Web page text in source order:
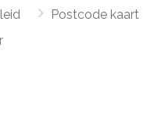
Postcode kaart